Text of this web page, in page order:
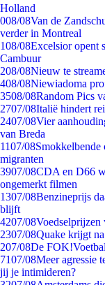
Holland
008/08Van de
verder in Montreal
108/08Excelsior opent
Cambuur
208/08Nieuw te
408/08Niewiadoma
3508/08Random Pics
2707/08Italië hindert
2407/08Vier
van Breda
1107/08Smokkelbende
migranten
3907/08CDA en D66
ongemerkt filmen
1307/08Benzineprijs
blijft
4207/08
2307/08Quake krijgt
207/08De
7107/08Meer agressie
jij je intimideren?